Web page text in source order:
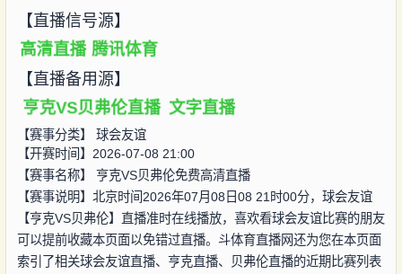
【直播信号源】
高清直播 腾讯体育
【直播备用源】
亨克VS贝弗伦直播 文字直播
【赛事分类】 球会友谊
【开赛时间】2026-07-08 21:00
【赛事名称】 亨克VS贝弗伦免费高清直播
【赛事说明】北京时间2026年07月08日08 21时00分，球会友谊
【亨克VS贝弗伦】直播准时在线播放，喜欢看球会友谊比赛的朋友
可以提前收藏本页面以免错过直播。斗体育直播网还为您在本页面
索引了相关球会友谊直播、亨克直播、贝弗伦直播的近期比赛列表